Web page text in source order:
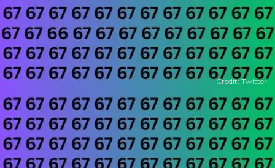
Credit: Twitter